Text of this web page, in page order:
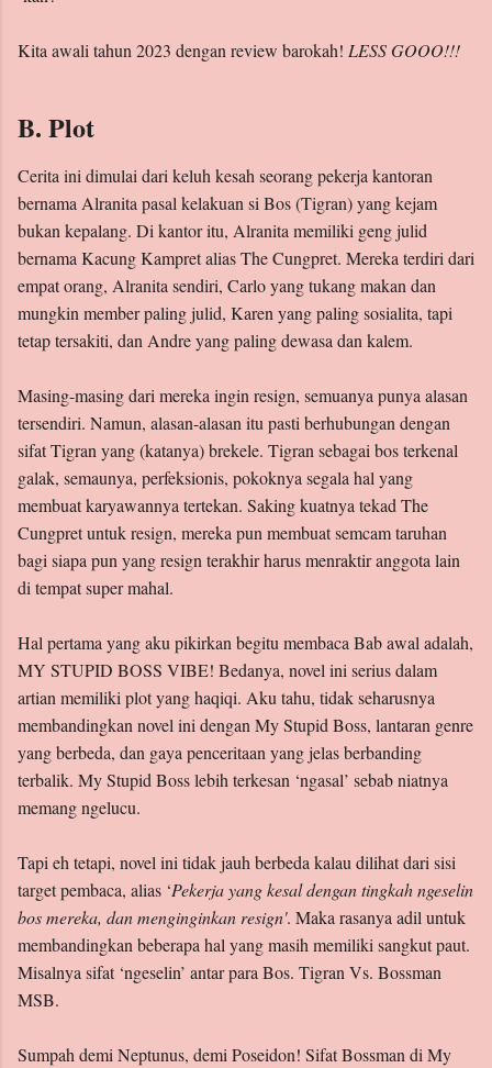
Kita awali tahun 2023 dengan review barokah! LESS GOOO!!!
B. Plot
Cerita ini dimulai dari keluh kesah seorang pekerja kantoran
bernama Alranita pasal kelakuan si Bos (Tigran) yang kejam
bukan kepalang. Di kantor itu, Alranita memiliki geng julid
bernama Kacung Kampret alias The Cungpret. Mereka terdiri dari
empat orang, Alranita sendiri, Carlo yang tukang makan dan
mungkin member paling julid, Karen yang paling sosialita, tapi
tetap tersakiti, dan Andre yang paling dewasa dan kalem.
Masing-masing dari mereka ingin resign, semuanya punya alasan
tersendiri. Namun, alasan-alasan itu pasti berhubungan dengan
sifat Tigran yang (katanya) brekele. Tigran sebagai bos terkenal
galak, semaunya, perfeksionis, pokoknya segala hal yang
membuat karyawannya tertekan. Saking kuatnya tekad The
Cungpret untuk resign, mereka pun membuat semcam taruhan
bagi siapa pun yang resign terakhir harus menraktir anggota lain
di tempat super mahal.
Hal pertama yang aku pikirkan begitu membaca Bab awal adalah,
MY STUPID BOSS VIBE! Bedanya, novel ini serius dalam
artian memiliki plot yang haqiqi. Aku tahu, tidak seharusnya
membandingkan novel ini dengan My Stupid Boss, lantaran genre
yang berbeda, dan gaya penceritaan yang jelas berbanding
terbalik. My Stupid Boss lebih terkesan ‘ngasal’ sebab niatnya
memang ngelucu.
Tapi eh tetapi, novel ini tidak jauh berbeda kalau dilihat dari sisi
target pembaca, alias ‘Pekerja yang kesal dengan tingkah ngeselin
bos mereka, dan menginginkan resign'. Maka rasanya adil untuk
membandingkan beberapa hal yang masih memiliki sangkut paut.
Misalnya sifat ‘ngeselin’ antar para Bos. Tigran Vs. Bossman
MSB.
Sumpah demi Neptunus, demi Poseidon! Sifat Bossman di My